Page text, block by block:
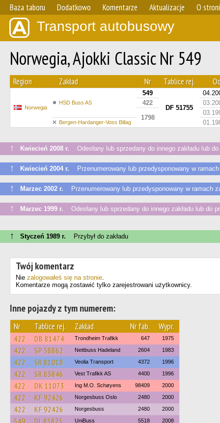
Baza taboru Dodatkowo Komentarze Aktualizacje O
Transport autobusowy
Norwegia, Ajokki Classic Nr 549
Region Zakład Nr Tablice rej.
Norwegia
HSD Buss AS
549
DF 51755
422
1798
Bergen-Hardanger-Voss Billag
↑ Kwiecień 2008 r. Odesłany lub sprzedany do innego zakładu lub
↑ Kwiecień 2004 r. Przenumerowany lub przedysponowany w ramach
↑ Marzec 2002 r. Przenumerowany lub przedysponowany w ramach
↑ Marzec 1999 r. Odesłany lub sprzedany do innego zakładu lub do
↑ Styczeń 1989 r. Przybył do zakładu
Twój komentarz
Nie zalogowałeś się na stronie.
Komentarze mogą zostawić tylko zarejestrowani użytkownicy.
Inne pojazdy z tym numerem:
Nr Tablice rej. Zakład Nr fab. Wypr.
422 DB 81474 Trondheim Trafikk 647 1975
422 SP 58862 Nettbuss Hadeland 2604 1983
422 SR 81018 Veolia Transport 4372 1996
422 SR 83846 Vest Trafikk AS 4400 1996
422 DK 11073 Ing M.O. Schøyens 98409 2000
422 KF 92426 Norgesbuss Oslo 2480 2000
422 KF 92426 Norgesbuss 2480 2000
549 DL 85825 UniBuss 5518 2008